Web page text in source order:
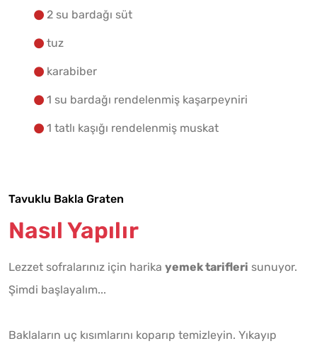
2 su bardağı süt
tuz
karabiber
1 su bardağı rendelenmiş kaşarpeyniri
1 tatlı kaşığı rendelenmiş muskat
Tavuklu Bakla Graten
Nasıl Yapılır
Lezzet sofralarınız için harika yemek tarifleri sunuyor.
Şimdi başlayalım...
Baklaların uç kısımlarını koparıp temizleyin. Yıkayıp